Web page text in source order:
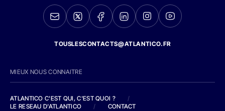
TOUSLESCONTACTS@ATLANTICO.FR
MIEUX NOUS CONNAITRE
ATLANTICO C'EST QUI, C'EST QUOI ?
/
LE RESEAU D'ATLANTICO
/ CONTACT